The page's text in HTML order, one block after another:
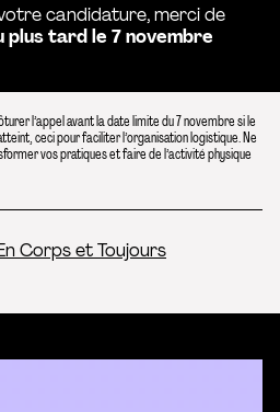
candidature, merci de
plus tard le 7 novembre
l’appel avant la date limite du 7 novembre si le
ceci pour faciliter l’organisation logistique. Ne
vos pratiques et faire de l’activité physique
Corps et Toujours